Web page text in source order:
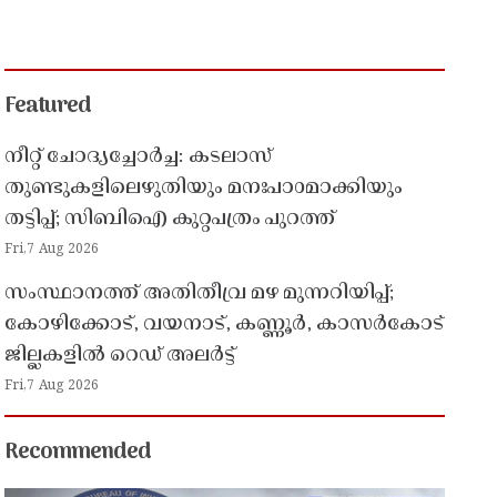
Featured
നീറ്റ് ചോദ്യച്ചോർച്ച: കടലാസ്
തുണ്ടുകളിലെഴുതിയും മനഃപാഠമാക്കിയും
തട്ടിപ്പ്; സിബിഐ കുറ്റപത്രം പുറത്ത്
Fri,7 Aug 2026
സംസ്ഥാനത്ത് അതിതീവ്ര മഴ മുന്നറിയിപ്പ്;
കോഴിക്കോട്, വയനാട്, കണ്ണൂർ, കാസർകോട്
ജില്ലകളിൽ റെഡ് അലർട്ട്
Fri,7 Aug 2026
Recommended